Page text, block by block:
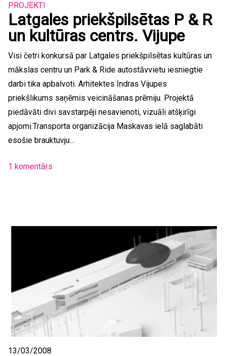
PROJEKTI
Latgales priekšpilsētas P & R
un kultūras centrs. Vijupe
Visi četri konkursā par Latgales priekšpilsētas kultūras un
mākslas centru un Park & Ride autostāvvietu iesniegtie
darbi tika apbalvoti. Arhitektes Indras Vijupes
priekšlikums saņēmis veicināšanas prēmiju. Projektā
piedāvāti divi savstarpēji nesavienoti, vizuāli atšķirīgi
apjomi.Transporta organizācija Maskavas ielā saglabāti
esošie brauktuvju...
1 komentārs
13/03/2008